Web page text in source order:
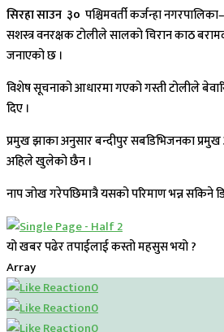
सिरहा साउन ३० पश्चिमवर्ती कर्जन्हा
सशस्त्र वनरक्षक टोलीले सालको चिरान काठ
जनाएको छ ।
विशेष सूचनाको आधारमा गएको गस्ती टोलीले
दिए ।
प्रमुख झाका अनुसार बन्दीपुर सबडिभिजनका
अहिले खुलेको छैन ।
नाप जोख गरेपछिमात्रै यसको परिमाण भन्न
यो खबर पढेर तपाईलाई कस्तो महसुस भयो ?
Array
0
0